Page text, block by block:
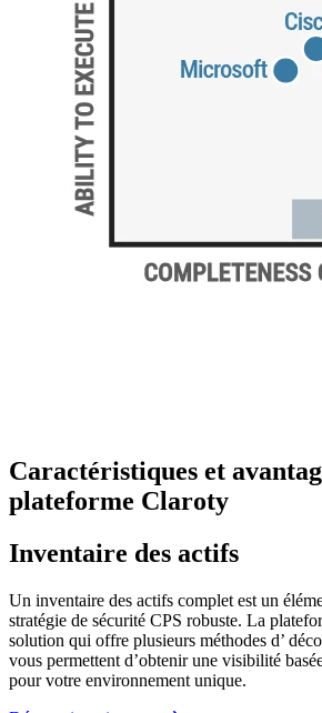
Caractéristiques et
plateforme Claroty
Inventaire des actifs
Un inventaire des actifs complet est un
stratégie de sécurité CPS robuste. La
solution qui offre plusieurs méthodes d’
vous permettent d’obtenir une visibilité
pour votre environnement unique.